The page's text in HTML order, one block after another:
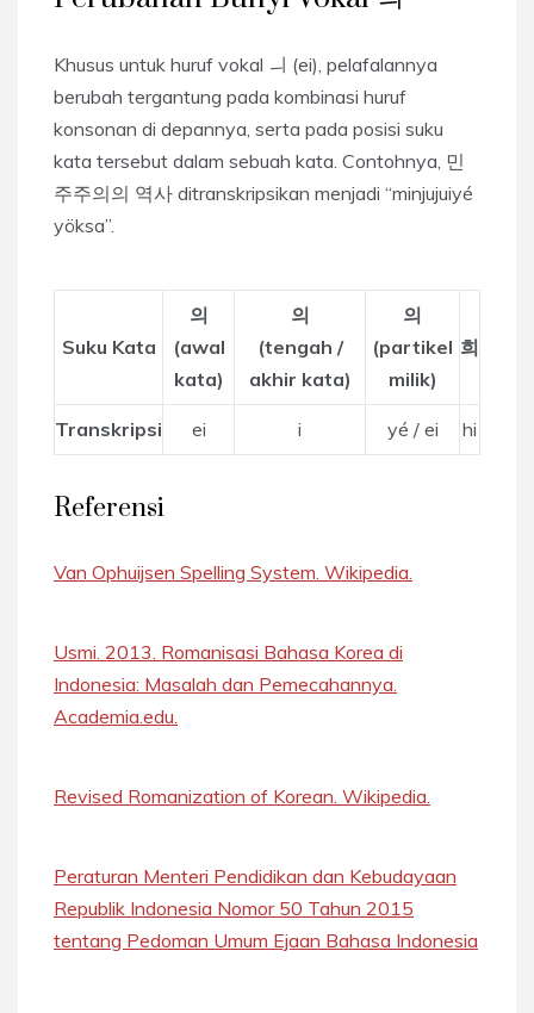
Khusus untuk huruf vokal ㅢ (ei), pelafalannya
berubah tergantung pada kombinasi huruf
konsonan di depannya, serta pada posisi suku
kata tersebut dalam sebuah kata. Contohnya, 민
주주의의 역사 ditranskripsikan menjadi “minjujuiyé
yöksa”.
Suku Kata
의
(awal
kata)
의
(tengah /
akhir kata)
의
(partikel
milik)
희
Transkripsi ei i yé / ei hi
Referensi
Van Ophuijsen Spelling System. Wikipedia.
Usmi. 2013. Romanisasi Bahasa Korea di
Indonesia: Masalah dan Pemecahannya.
Academia.edu.
Revised Romanization of Korean. Wikipedia.
Peraturan Menteri Pendidikan dan Kebudayaan
Republik Indonesia Nomor 50 Tahun 2015
tentang Pedoman Umum Ejaan Bahasa Indonesia